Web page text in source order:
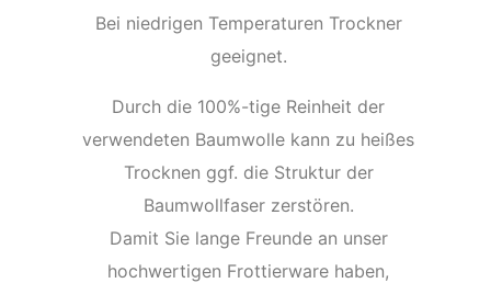
Bei niedrigen Temperaturen Trockner
geeignet.
Durch die 100%-tige Reinheit der
verwendeten Baumwolle kann zu heißes
Trocknen ggf. die Struktur der
Baumwollfaser zerstören.
Damit Sie lange Freunde an unser
hochwertigen Frottierware haben,